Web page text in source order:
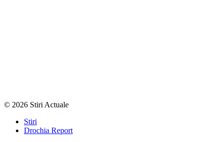
© 2026 Stiri Actuale
Stiri
Drochia Report